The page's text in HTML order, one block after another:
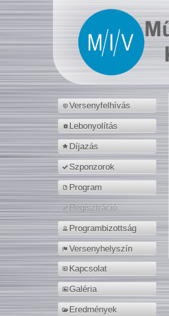
Versenyfelhívás
Lebonyolítás
Díjazás
Szponzorok
Program
Regisztráció
Programbizottság
Versenyhelyszín
Kapcsolat
Galéria
Eredmények